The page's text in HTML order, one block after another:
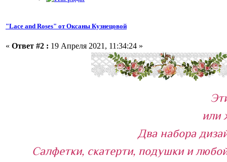
"Lace and Roses" от Оксаны Кузнецовой
« Ответ #2 : 19 Апреля 2021, 11:34:24 »
или
Два набора
Салфетки, скатерти, подушки и